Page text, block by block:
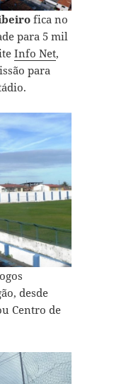
fica no
para 5 mil
Info Net,
para
desde
Centro de